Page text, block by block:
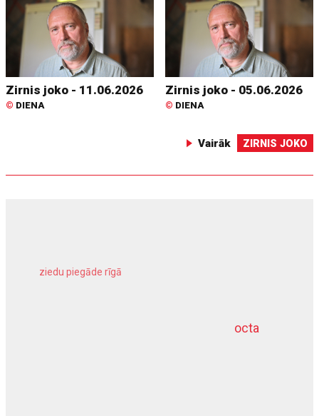
Zirnis joko - 11.06.2026
© DIENA
Zirnis joko - 05.06.2026
© DIENA
Vairāk ZIRNIS JOKO
octa
ziedu piegāde rīgā
dziļurbums